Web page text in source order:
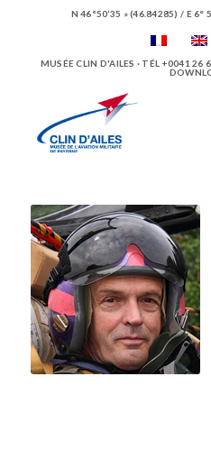
N 46°50’35 » (46.84285) / E 6°
MUSÉE CLIN D'AILES · TÉL +0041 26